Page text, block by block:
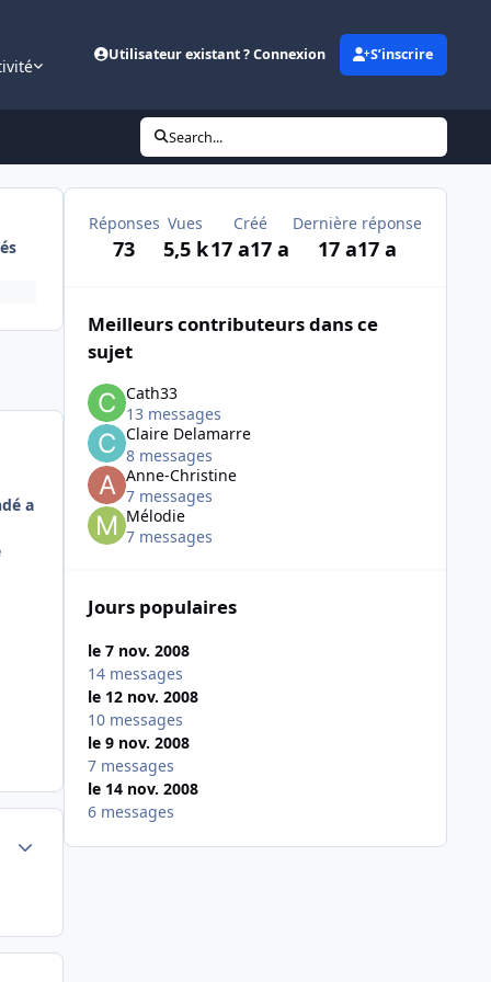
Utilisateur existant ? Connexion S’inscrire
Search...
a
Author stats
Réponses
73
Vues
5,5 k
Créé
17 a17 a
Dernière réponse
17 a17 a
Meilleurs contributeurs dans ce
sujet
Cath33
13 messages
Claire Delamarre
8 messages
Anne-Christine
7 messages
Mélodie
7 messages
Jours populaires
le 7 nov. 2008
14 messages
le 12 nov. 2008
10 messages
le 9 nov. 2008
7 messages
le 14 nov. 2008
6 messages